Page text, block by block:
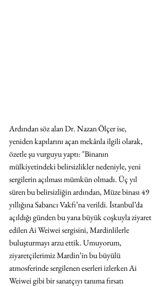
Ardından söz alan Dr. Nazan Ölçer ise,
yeniden kapılarını açan mekânla ilgili olarak,
özetle şu vurguyu yaptı: "Binanın
mülkiyetindeki belirsizlikler nedeniyle, yeni
sergilerin açılması mümkün olmadı. Üç yıl
süren bu belirsizliğin ardından, Müze binası 49
yıllığına Sabancı Vakfı’na verildi. İstanbul’da
açıldığı günden bu yana büyük coşkuyla ziyaret
edilen Ai Weiwei sergisini, Mardinlilerle
buluşturmayı arzu ettik. Umuyorum,
ziyaretçilerimiz Mardin’in bu büyülü
atmosferinde sergilenen eserleri izlerken Ai
Weiwei gibi bir sanatçıyı tanıma fırsatı